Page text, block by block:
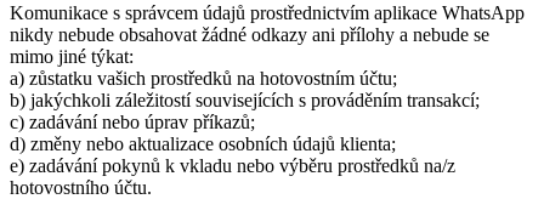
Komunikace s správcem údajů prostřednictvím aplikace WhatsApp
nikdy nebude obsahovat žádné odkazy ani přílohy a nebude se
mimo jiné týkat:
a) zůstatku vašich prostředků na hotovostním účtu;
b) jakýchkoli záležitostí souvisejících s prováděním transakcí;
c) zadávání nebo úprav příkazů;
d) změny nebo aktualizace osobních údajů klienta;
e) zadávání pokynů k vkladu nebo výběru prostředků na/z
hotovostního účtu.